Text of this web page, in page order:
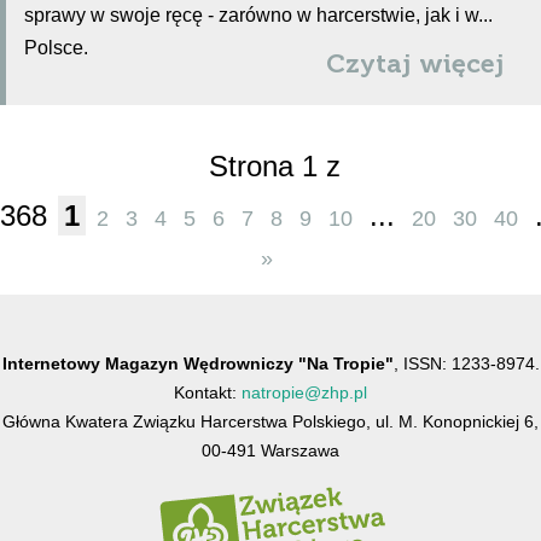
sprawy w swoje ręcę - zarówno w harcerstwie, jak i w...
Polsce.
Czytaj więcej
Strona 1 z
368 1 2 3 4 5 6 7 8 9 10 ... 20 30 40
»
Internetowy Magazyn Wędrowniczy "Na Tropie" , ISSN: 1233-8974.
Kontakt: natropie@zhp.pl
Główna Kwatera Związku Harcerstwa Polskiego, ul. M. Konopnickiej 6,
00-491 Warszawa